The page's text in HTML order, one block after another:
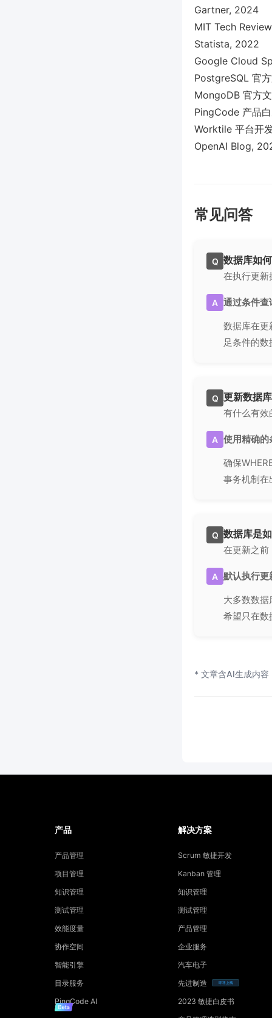
Gartner, 2024
MIT Tech
Statista, 2022
Google Cloud
PostgreSQL 官
MongoDB 官方
PingCode 产品
Worktile 平台开
OpenAI Blog,
常见问答
Q 数据库如
在执行更新
A 通过条件查
数据库在更
足条件的
Q 更新数据
有什么有效
A 使用精确的
确保
事务机制在
Q 数据库是
在更新之前
A 默认执行更
大多数数
希望只在数
* 文章含AI生成内容
产品
产品管理
项目管理
知识管理
测试管理
效能度量
协作空间
智能引擎
目录服务
PingCode AI
解决方案
Scrum 敏捷开发
Kanban 管理
知识管理
测试管理
产品管理
企业服务
汽车电子
先进制造
即将上线
2023 敏捷白皮书